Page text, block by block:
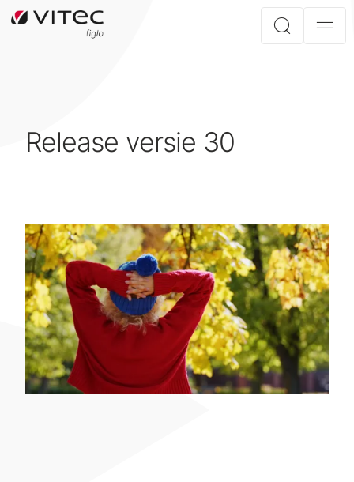
Release versie 30